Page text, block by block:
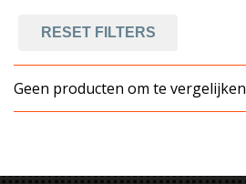
RESET FILTERS
Geen producten om te vergelijken